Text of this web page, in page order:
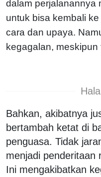
dalam perjalanannya
untuk bisa kembali
cara dan upaya.
kegagalan,
Bahkan, akibatnya
bertambah ketat di
penguasa. Tidak
menjadi penderitaan
Ini mengakibatkan